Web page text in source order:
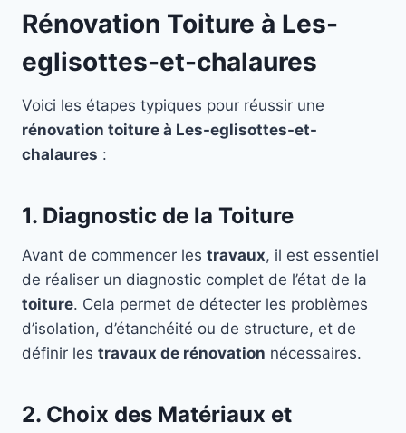
Rénovation Toiture à Les-
eglisottes-et-chalaures
Voici les étapes typiques pour réussir une
rénovation toiture à Les-eglisottes-et-
chalaures :
1. Diagnostic de la Toiture
Avant de commencer les travaux, il est essentiel
de réaliser un diagnostic complet de l’état de la
toiture. Cela permet de détecter les problèmes
d’isolation, d’étanchéité ou de structure, et de
définir les travaux de rénovation nécessaires.
2. Choix des Matériaux et